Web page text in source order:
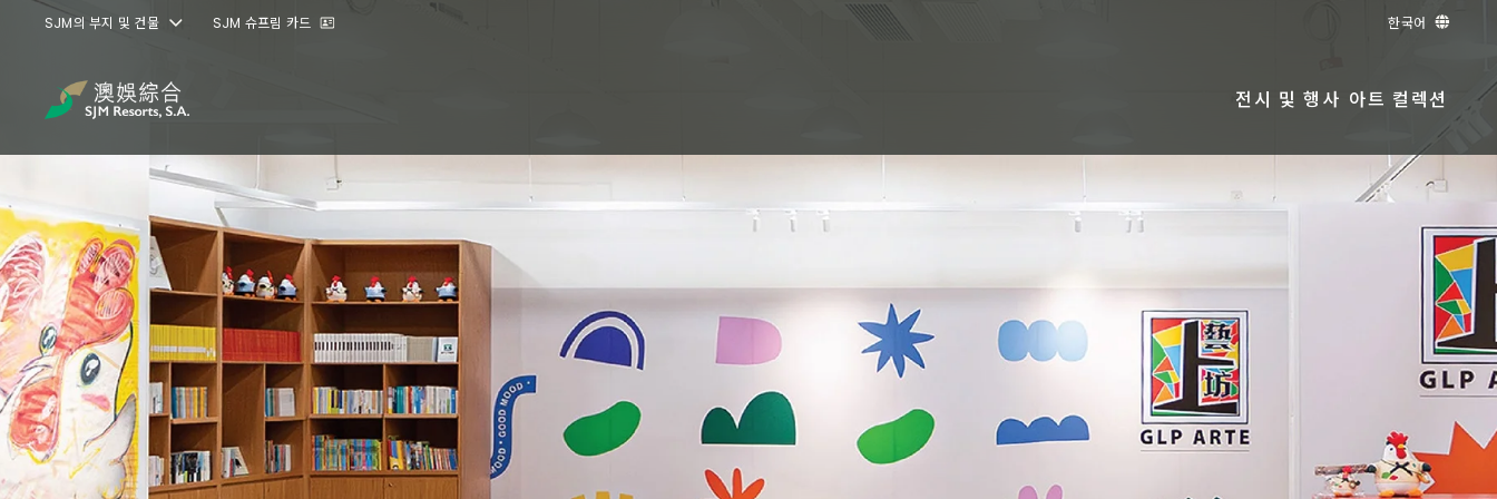
SJM의 부지 및 건물 SJM 슈프림 카드 한국어
전시 및 행사 아트 컬렉션